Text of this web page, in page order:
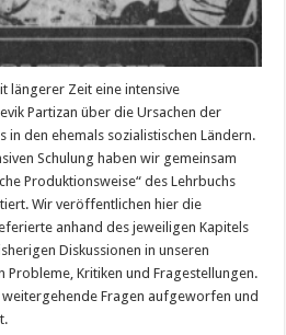
längerer Zeit eine intensive
Partizan über die Ursachen der
in den ehemals sozialistischen Ländern.
Schulung haben wir gemeinsam
Produktionsweise“ des Lehrbuchs
Wir veröffentlichen hier die
anhand des jeweiligen Kapitels
Diskussionen in unseren
Kritiken und Fragestellungen.
Fragen aufgeworfen und